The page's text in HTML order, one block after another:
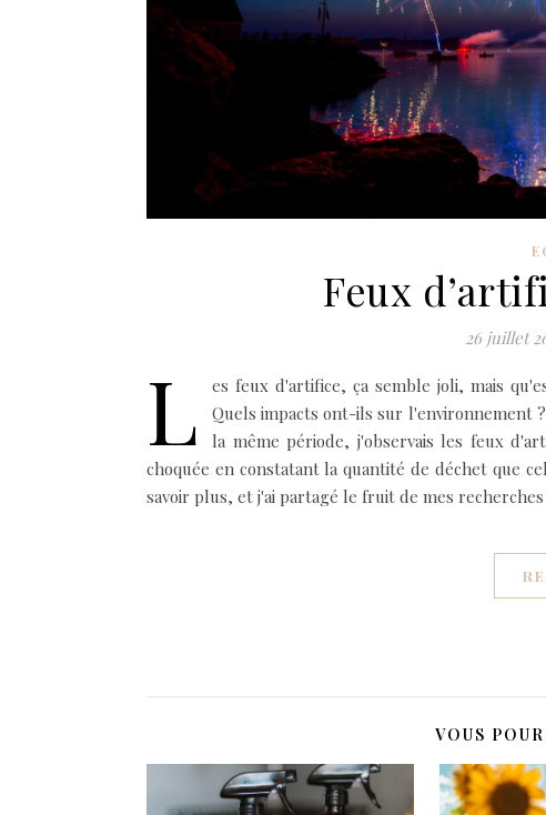
Feux
26 juillet
L
es feux d'artifice, ça semble joli, mais
Quels impacts ont-ils sur l'environnement
la même période, j'observais les feux
choquée en constatant la quantité de déchet que
savoir plus, et j'ai partagé le fruit de mes
VOUS